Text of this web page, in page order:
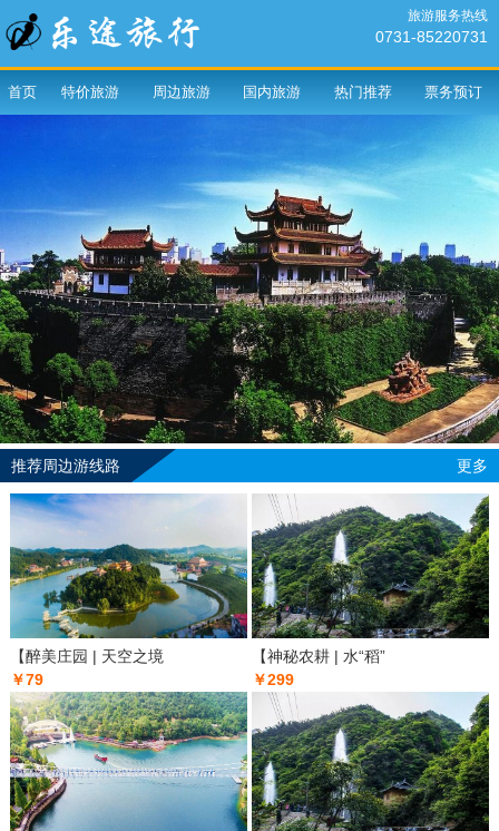
旅游服务热线
0731-85220731
首页 特价旅游 周边旅游 国内旅游 热门推荐 票务预订
推荐周边游线路 更多
【醉美庄园 | 天空之境
￥79
【神秘农耕 | 水“稻”
￥299